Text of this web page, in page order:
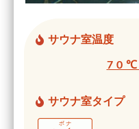
サウナ室温度
サウナ室タイプ